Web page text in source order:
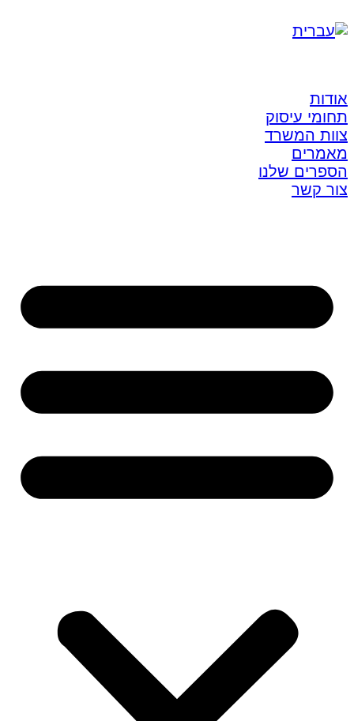
אודות
תחומי עיסוק
צוות המשרד
מאמרים
הספרים שלנו
צור קשר